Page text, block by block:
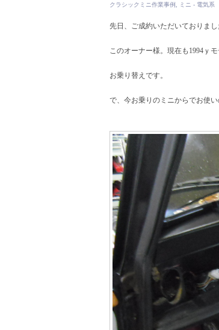
クラシックミニ作業事例 ミニ - 電気系
先日、ご成約いただいておりま
このオーナー様。現在も1994ｙ
お乗り替えです。
で、今お乗りのミニからでお使